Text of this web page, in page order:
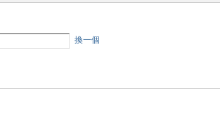
換一個